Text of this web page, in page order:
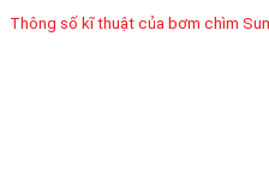
Thông số kĩ thuật của bơm chìm